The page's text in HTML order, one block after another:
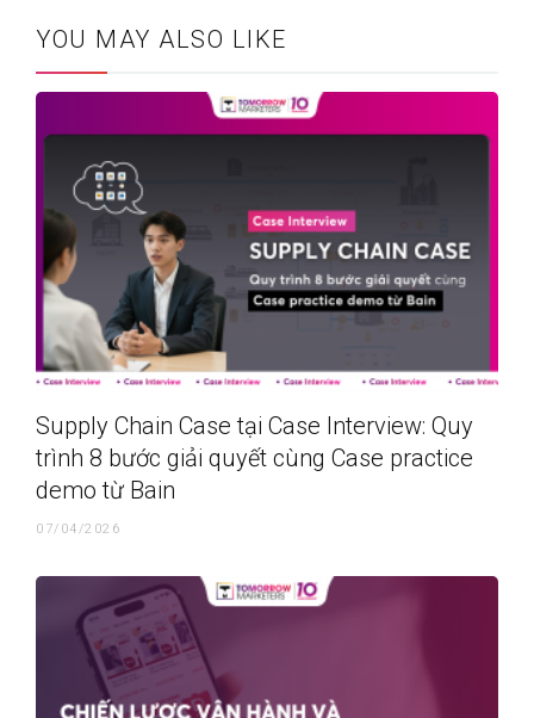
YOU MAY ALSO LIKE
Supply Chain Case tại Case Interview: Quy
trình 8 bước giải quyết cùng Case practice
demo từ Bain
07/04/2026